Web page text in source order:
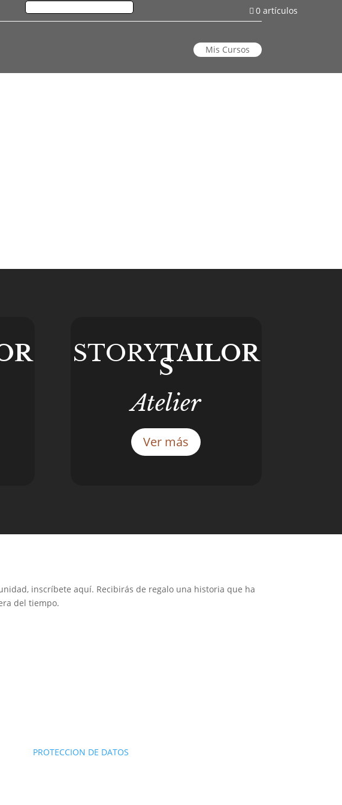
0 artículos
Mis Cursos
STORYTAILOR
S
Atelier
Ver más
inscríbete aquí. Recibirás de regalo una historia que ha
del tiempo.
PROTECCION DE DATOS